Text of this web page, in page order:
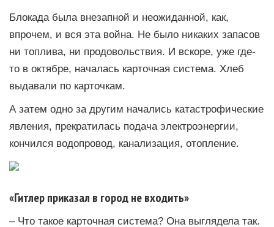
Блокада была внезапной и неожиданной, как,
впрочем, и вся эта война. Не было никаких запасов
ни топлива, ни продовольствия. И вскоре, уже где-
то в октябре, началась карточная система. Хлеб
выдавали по карточкам.
А затем одно за другим начались катастрофические
явления, прекратилась подача электроэнергии,
кончился водопровод, канализация, отопление.
«Гитлер приказал в город не входить»
– Что такое карточная система? Она выглядела так.